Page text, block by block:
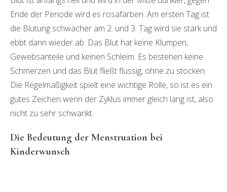
Ende der Periode wird es rosafarben. Am ersten Tag ist
die Blutung schwächer am 2. und 3. Tag wird sie stark und
ebbt dann wieder ab. Das Blut hat keine Klumpen,
Gewebsanteile und keinen Schleim. Es bestehen keine
Schmerzen und das Blut fließt flüssig, ohne zu stocken.
Die Regelmäßigkeit spielt eine wichtige Rolle, so ist es ein
gutes Zeichen wenn der Zyklus immer gleich lang ist, also
nicht zu sehr schwankt.
Die Bedeutung der Menstruation bei
Kinderwunsch